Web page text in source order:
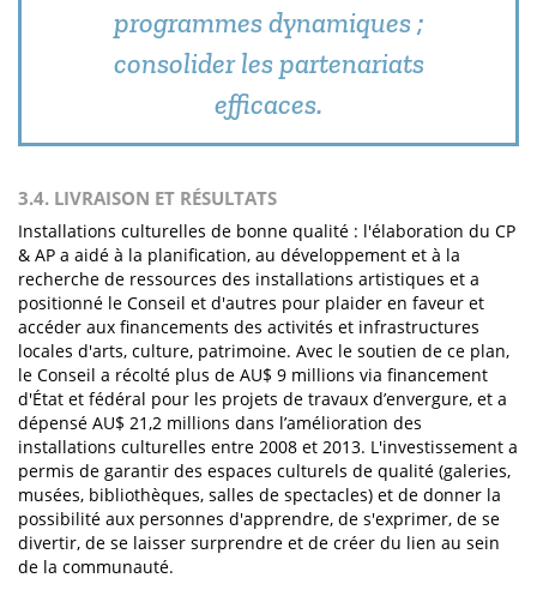
programmes dynamiques ;
consolider les partenariats
efficaces.
3.4. LIVRAISON ET RÉSULTATS
Installations culturelles de bonne qualité : l'élaboration du CP
& AP a aidé à la planification, au développement et à la
recherche de ressources des installations artistiques et a
positionné le Conseil et d'autres pour plaider en faveur et
accéder aux financements des activités et infrastructures
locales d'arts, culture, patrimoine. Avec le soutien de ce plan,
le Conseil a récolté plus de AU$ 9 millions via financement
d'État et fédéral pour les projets de travaux d’envergure, et a
dépensé AU$ 21,2 millions dans l’amélioration des
installations culturelles entre 2008 et 2013. L'investissement a
permis de garantir des espaces culturels de qualité (galeries,
musées, bibliothèques, salles de spectacles) et de donner la
possibilité aux personnes d'apprendre, de s'exprimer, de se
divertir, de se laisser surprendre et de créer du lien au sein
de la communauté.